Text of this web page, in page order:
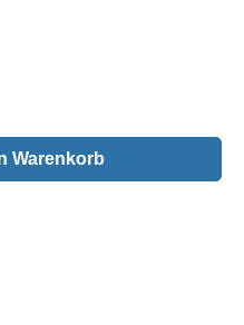
Wert ein
Warenkorb